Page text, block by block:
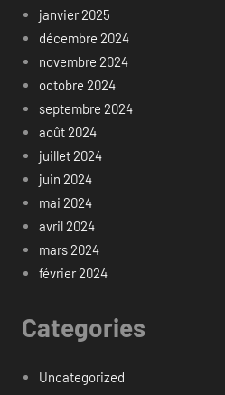
janvier 2025
décembre 2024
novembre 2024
octobre 2024
septembre 2024
août 2024
juillet 2024
juin 2024
mai 2024
avril 2024
mars 2024
février 2024
Categories
Uncategorized